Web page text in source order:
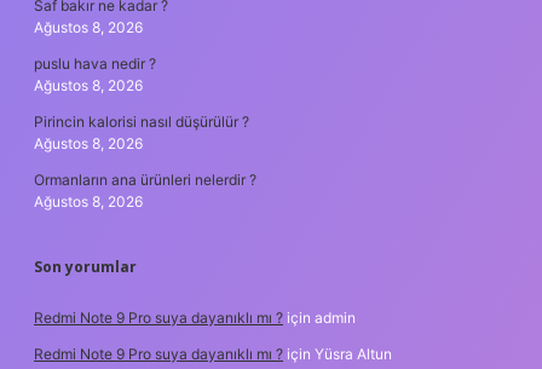
Saf bakır ne kadar ?
Ağustos 8, 2026
puslu hava nedir ?
Ağustos 8, 2026
Pirincin kalorisi nasıl düşürülür ?
Ağustos 8, 2026
Ormanların ana ürünleri nelerdir ?
Ağustos 8, 2026
Son yorumlar
Redmi Note 9 Pro suya dayanıklı mı ? için admin
Redmi Note 9 Pro suya dayanıklı mı ? için Yüsra Altun